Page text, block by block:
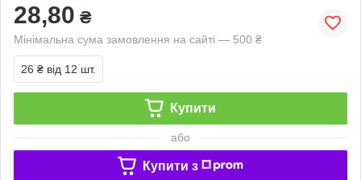
28,80 ₴
Мінімальна сума замовлення на сайті — 500 ₴
26 ₴ від 12 шт.
Купити
або
Купити з